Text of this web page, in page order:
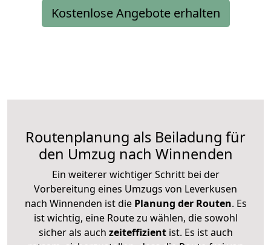
Kostenlose Angebote erhalten
Routenplanung als Beiladung für
den Umzug nach Winnenden
Ein weiterer wichtiger Schritt bei der
Vorbereitung eines Umzugs von Leverkusen
nach Winnenden ist diePlanung der Routen. Es
ist wichtig, eine Route zu wählen, die sowohl
sicher als auch zeiteffizientist. Es ist auch